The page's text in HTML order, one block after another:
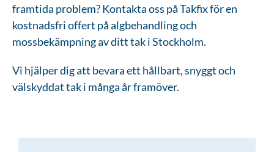
framtida problem? Kontakta oss på Takfix för en
kostnadsfri offert på algbehandling och
mossbekämpning av ditt tak i Stockholm.
Vi hjälper dig att bevara ett hållbart, snyggt och
välskyddat tak i många år framöver.